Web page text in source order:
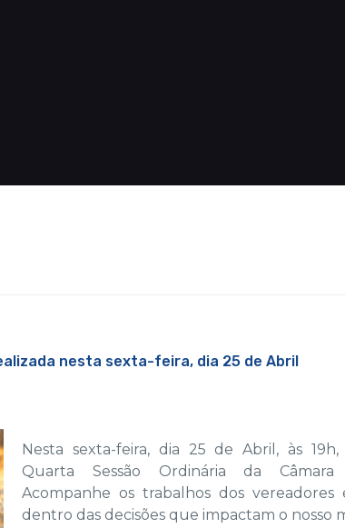
nesta sexta-feira, dia 25 de Abril
Nesta sexta-feira, dia 25 de Abril, às
Quarta Sessão Ordinária da
Acompanhe os trabalhos dos
dentro das decisões que impactam o nosso